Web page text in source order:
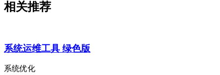
相关推荐
系统运维工具 绿色版
系统优化